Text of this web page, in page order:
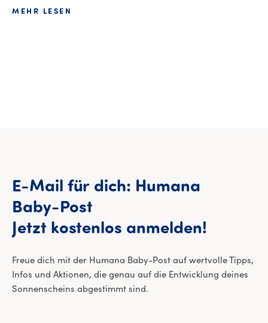
MEHR LESEN
E-Mail für dich: Humana
Baby-Post
Jetzt kostenlos anmelden!
Freue dich mit der Humana Baby-Post auf wertvolle Tipps,
Infos und Aktionen, die genau auf die Entwicklung deines
Sonnenscheins abgestimmt sind.